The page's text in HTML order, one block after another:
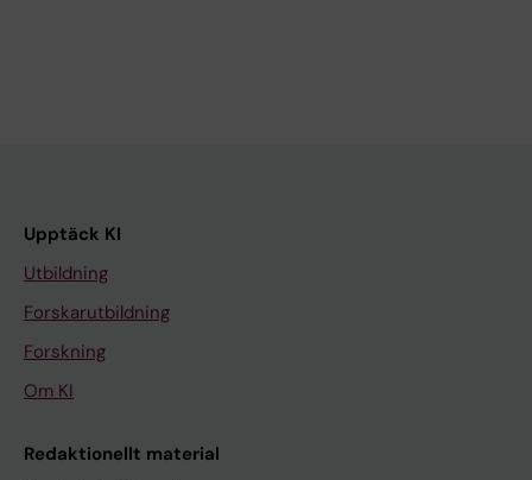
Upptäck KI
Utbildning
Forskarutbildning
Forskning
Om KI
Redaktionellt material